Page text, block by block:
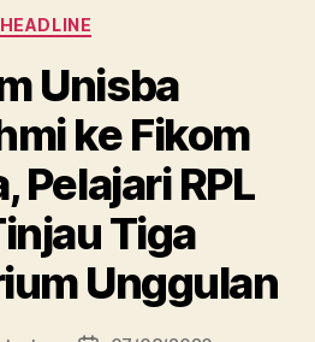
Categories
HEADLINE
Unisba
ke Fikom
Pelajari RPL
Tiga
Unggulan